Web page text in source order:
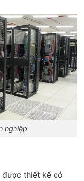
nghiệp
được thiết kế có